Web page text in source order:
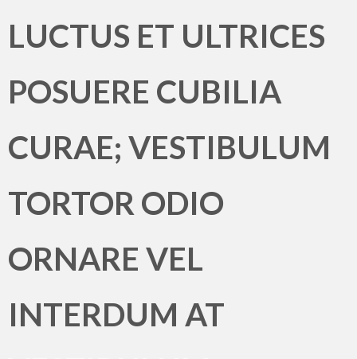
LUCTUS ET ULTRICES
POSUERE CUBILIA
CURAE; VESTIBULUM
TORTOR ODIO
ORNARE VEL
INTERDUM AT